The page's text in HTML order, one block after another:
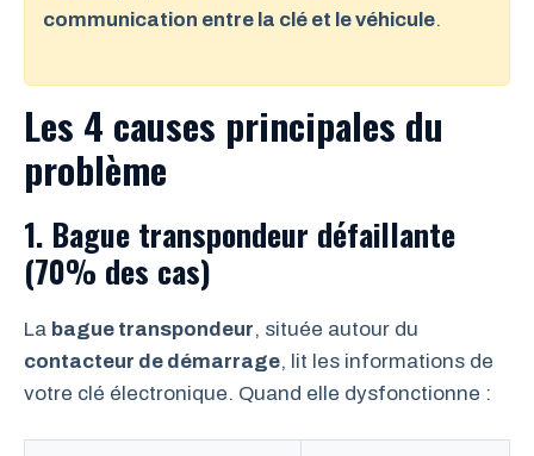
communication entre la clé et le véhicule.
Les 4 causes principales du
problème
1. Bague transpondeur défaillante
(70% des cas)
La bague transpondeur, située autour du
contacteur de démarrage, lit les informations de
votre clé électronique. Quand elle dysfonctionne :